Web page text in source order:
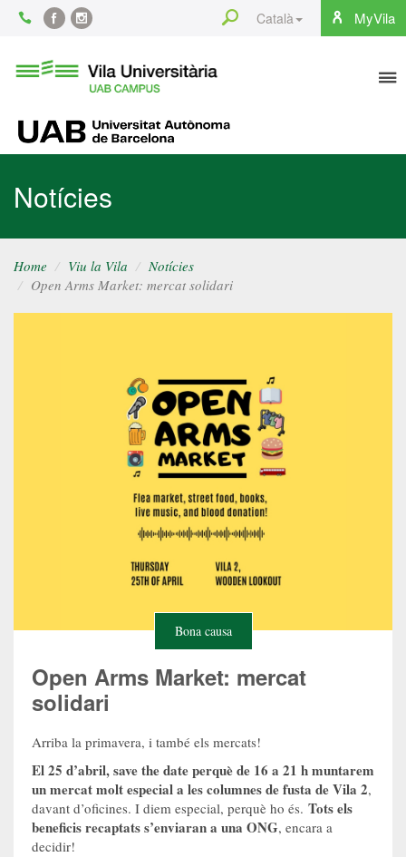
Content FacebookInstagram MyVila
Català
Search
Universitària
UAB
Notícies
Home Viu la Vila
Notícies
Open Arms Market: mercat solidari
Bona causa
Open Arms Market: mercat
solidari
Arriba la primavera, i també els mercats!
El 25 d’abril, save the date perquè de 16 a 21 h muntarem
un mercat molt especial a les columnes de fusta de Vila 2,
davant d’oficines. I diem especial, perquè ho és. Tots els
beneficis recaptats s’enviaran a una ONG, encara a
decidir!